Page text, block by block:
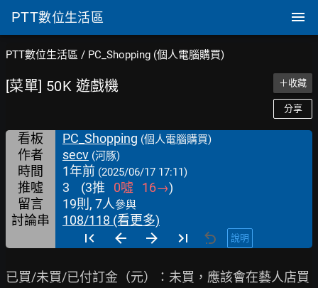
PTT數位生活區
PTT數位生活區 / PC_Shopping (個人電腦購買)
[菜單] 50K 遊戲機 ＋收藏
分享
看板 PC_Shopping (個人電腦購買)
作者 secv (河豚)
時間 1年前 (2025/06/17 17:11)
推噓 3 (3推 0噓 16→)
留言
19則, 7人參與
討論串 108/118 (看更多)
說明
已買/未買/已付訂金（元）：未買，應該會在藝人店買